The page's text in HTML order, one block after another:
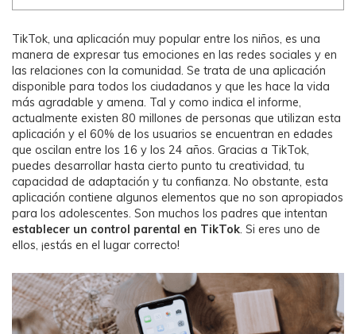
TikTok, una aplicación muy popular entre los niños, es una
manera de expresar tus emociones en las redes sociales y en
las relaciones con la comunidad. Se trata de una aplicación
disponible para todos los ciudadanos y que les hace la vida
más agradable y amena. Tal y como indica el informe,
actualmente existen 80 millones de personas que utilizan esta
aplicación y el 60% de los usuarios se encuentran en edades
que oscilan entre los 16 y los 24 años. Gracias a TikTok,
puedes desarrollar hasta cierto punto tu creatividad, tu
capacidad de adaptación y tu confianza. No obstante, esta
aplicación contiene algunos elementos que no son apropiados
para los adolescentes. Son muchos los padres que intentan
establecer un control parental en TikTok . Si eres uno de
ellos, ¡estás en el lugar correcto!